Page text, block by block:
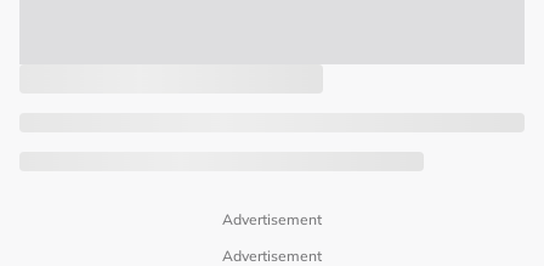
Advertisement
Advertisement